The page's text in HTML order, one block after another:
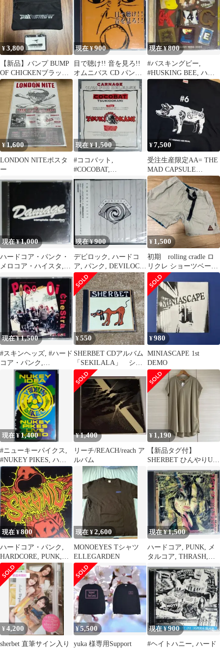
¥3,800
【新品】バンプ BUMP
OF CHICKENブラック
サコッシュ パスケース
現在 ¥900
目で聴け!! 音を見ろ!!
オムニバス CD パンク
ハードコア
現在 ¥800
#バスキングビー,
#HUSKING BEE, ハー
ドコア・パンク
¥ 1,600
LONDON NITEポスタ
ー
現在 ¥1,500
#ココバット,
#COCOBAT,
#HARDCORE,#PUNK,
ハードコア
¥7,500
受注生産限定AA= THE
MAD CAPSULE
MARKETS 上田剛士
現在 ¥1,000
ハードコア・パンク・
メロコア・ハイスタ,
HARDCORE, PUNK
現在 ¥900
デビロック, ハードコ
ア, パンク, DEVILOCK
GMF
¥ 1,500
初期 rolling cradle ロ
リクレ ショーツベージ
ュ L オマケ付き
現在 ¥1,500
#スキンヘッズ, #ハード
コア・パンク,
#HARDCORE, #PUNK
¥550
SHERBET CDアルバム
「SEKILALA」 シャ
ーベッツ
¥980
MINIASCAPE 1st
DEMO
現在 ¥1,400
#ニューキーパイクス,
#NUKEY PIKES, ハー
ドコアパンク
¥1,400
リーチ/REACH/reach ア
ルバム
¥ 1,190
【新品タグ付】
SHERBET ひんやりUV
対策スキッパーチュニ
ック L カーキ
現在 ¥800
ハードコア・パンク,
HARDCORE, PUNK,
NYHC
現在 ¥2,600
MONOEYES Tシャツ
ELLEGARDEN
現在 ¥1,500
ハードコア, PUNK, メ
タルコア, THRASH,
HARDCORE
¥4,200
sherbet 直筆サイン入り
¥5,500
yuka 様専用Support
現在 ¥900
#ヘイトハニー, ハード